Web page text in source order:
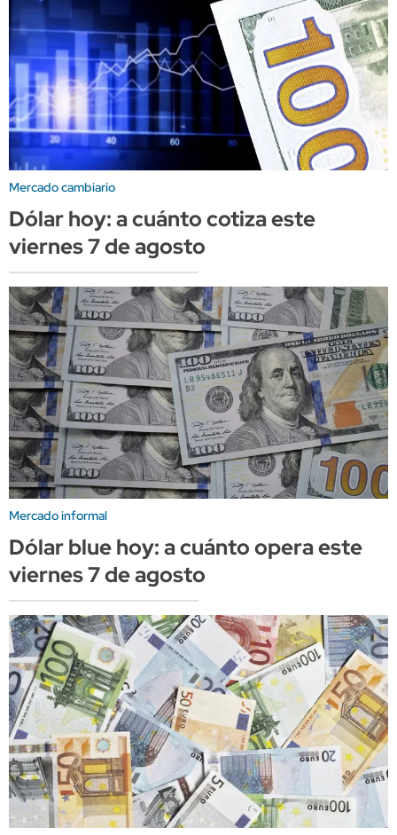
Mercado cambiario
Dólar hoy: a cuánto cotiza este
viernes 7 de agosto
Mercado informal
Dólar blue hoy: a cuánto opera este
viernes 7 de agosto